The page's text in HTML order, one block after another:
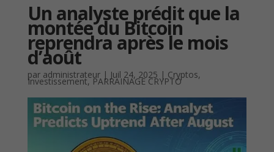
Un analyste prédit que la
montée du Bitcoin
reprendra après le mois
d’août
par administrateur| Juil 24, 2025 | Cryptos,
Investissement,PARRAINAGE CRYPTO